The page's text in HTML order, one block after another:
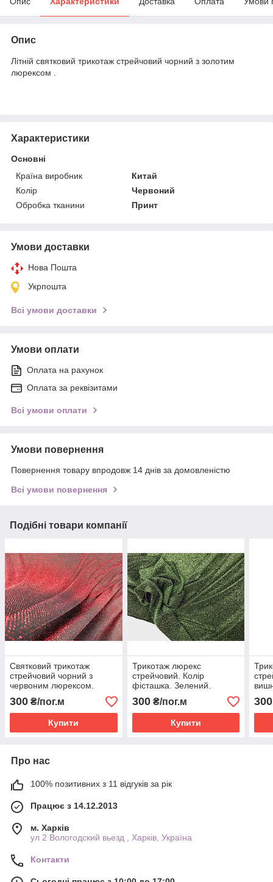
Опис
Літній святковий трикотаж стрейчовий чорний з золотим
люрексом .
Характеристики
Основні
Країна виробник
Китай
Колір
Червоний
Обробка тканини
Принт
Умови доставки
Нова Пошта
Укрпошта
Всі умови доставки
Умови оплати
Оплата на рахунок
Оплата за реквізитами
Всі умови оплати
Умови повернення
Повернення товару впродовж 14 днів за домовленістю
Всі умови повернення
Подібні товари компанії
Святковий трикотаж
стрейчовий чорний з
червоним люрексом.
300 ₴/пог.м
Купити
Трикотаж люрекс
стрейчовий. Колір
фісташка. Зелений.
300₴/пог.м
Купити
300
Про нас
100% позитивних з 11 відгуків за рік
Працює з 14.12.2013
м. Харків
ул 2 Вологодский вьезд , Харків, Україна
Контакти